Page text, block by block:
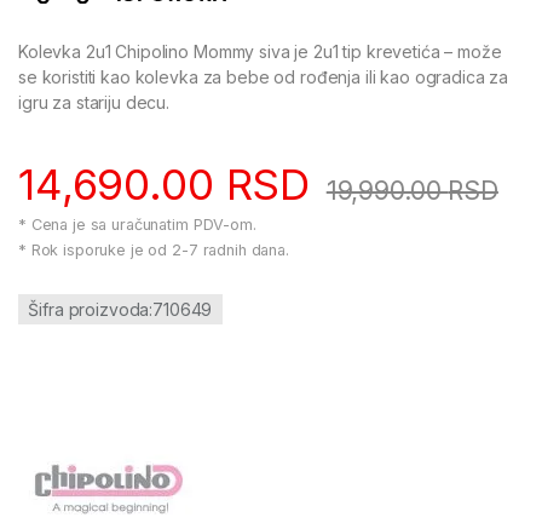
Kolevka 2u1 Chipolino Mommy siva je 2u1 tip krevetića – može
se koristiti kao kolevka za bebe od rođenja ili kao ogradica za
igru za stariju decu.
14,690.00 RSD 19,990.00RSD
* Cena je sa uračunatim PDV-om.
* Rok isporuke je od 2-7 radnih dana.
Šifra proizvoda:710649